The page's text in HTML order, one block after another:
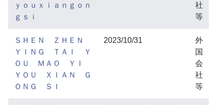
ｙｏｕｘｉａｎｇｏｎ
ｇｓｉ
社
等
ＳＨＥＮ ＺＨＥＮ
ＹＩＮＧ ＴＡＩ Ｙ
ＯＵ ＭＡＯ ＹＩ
ＹＯＵ ＸＩＡＮ Ｇ
ＯＮＧ ＳＩ
2023/10/31
外
国
会
社
等